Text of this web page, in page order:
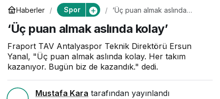
Haberler Spor
‘Üç puan almak aslında
‘Üç puan almak aslında kolay’
Fraport TAV Antalyaspor Teknik Direktörü Ersun
Yanal, "Üç puan almak aslında kolay. Her takım
kazanıyor. Bugün biz de kazandık." dedi.
Mustafa Kara tarafından yayınlandı